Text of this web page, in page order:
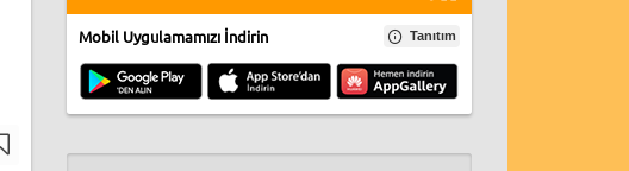
Mobil Uygulamamızı İndirin Tanıtım